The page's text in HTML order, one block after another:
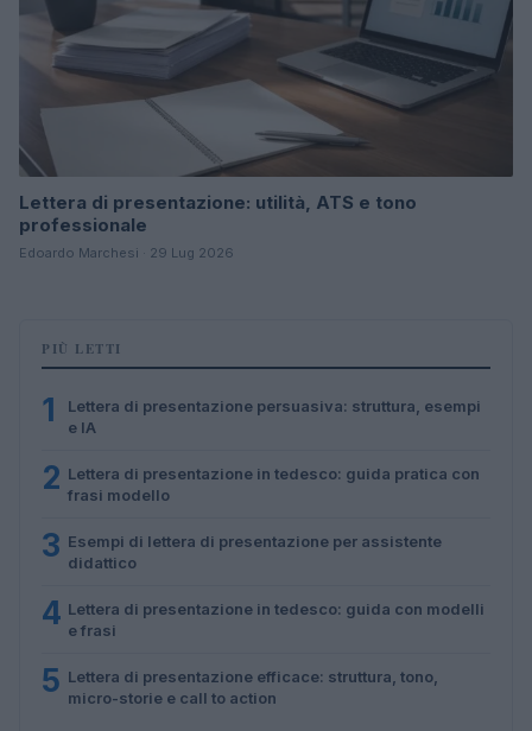
Lettera di presentazione: utilità, ATS e tono
professionale
Edoardo Marchesi · 29 Lug 2026
PIÙ LETTI
1
Lettera di presentazione persuasiva: struttura, esempi
e IA
2 Lettera di presentazione in tedesco: guida pratica con
frasi modello
3 Esempi di lettera di presentazione per assistente
didattico
4 Lettera di presentazione in tedesco: guida con modelli
e frasi
5 Lettera di presentazione efficace: struttura, tono,
micro-storie e call to action